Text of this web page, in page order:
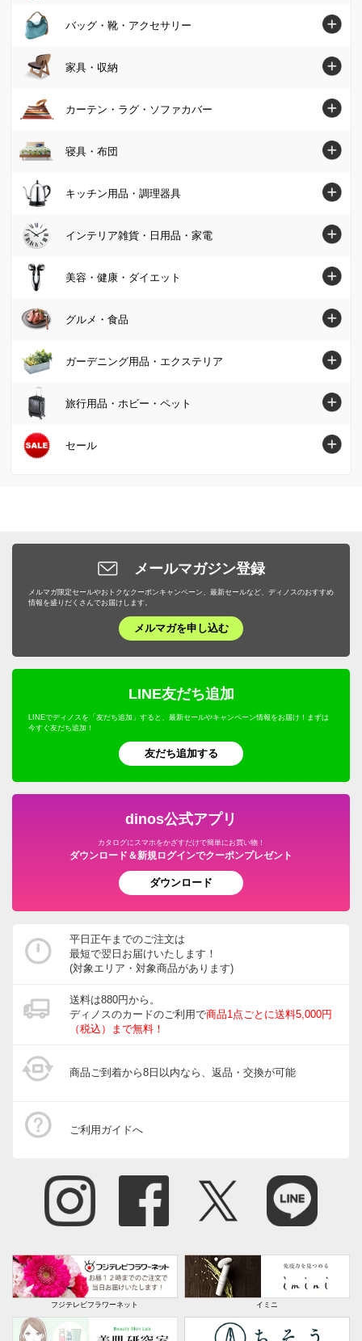
ファッショントップへ
シャツ・ブラウス
チュニック
ワンピース
パンツ
スカート
カーディガン・ボレロ
パーカー・スウェット/トレーナー
Tシャツ・カットソー
コート
ジャケット
フォーマル・スーツ・着物
大きいサイズ
バッグ・靴・アクセサリー
バッグ・靴・アクセサリートップへ
バッグ
ブーツ
スニーカー・コンフォートシューズ
ジュエリー・アクセサリー
財布・ケース・ポーチ
レディース腕時計
帽子・サングラス・手袋・ベルト
ストール・スカーフ・マフラー
傘・レイングッズ
ファッション小物 その他
家具・収納
家具・収納トップへ
テーブル
デスク・机
テレビ台・テレビボード
リビング収納
本棚・ラック・シェルフ
キッチン収納・食器棚
下駄箱/玄関収納
子供部屋/キッズ収納・家具
ホームオフィス家具
仏壇・仏具
サステナブル
カーテン・ラグ・ソファカバー
カーテン・ラグ・ソファカバートップへ
カーテン
ソファーカバー・マルチカバー
クッション・カバー類
寝具・布団
寝具・布団トップへ
マットレス
肌掛け布団・ダウンケット
敷布団
毛布・タオルケット
布団セット
敷きパッド・ベッドパッド
枕・抱き枕
サステナブル
キッチン用品・調理器具
キッチン用品・調理器具トップへ
鍋・フライパン
保存容器・キャニスター・オイルポット
米びつ・ライスストッカー
キッチン用品収納
お弁当用品・水筒
エプロン・割烹着
ケトル・やかん
包丁・キッチンツール
テーブルクロス・ランチョンマット
キッチン家電・調理家電
キッチンマット
インテリア雑貨・日用品・家電
インテリア雑貨・日用品・家電トップへ
インテリア雑貨
絵画・アート・ウォールデコレーション
インテリアグリーン・造花
掃除/お手入れ用品
トイレ用品・トイレマット
タオル・スリッパ
生活雑貨・便利グッズ
年中行事用品・季節商品
美容・健康・ダイエット
美容・健康・ダイエットトップへ
スキンケア・基礎化粧品
フェイスケア・美顔器
健康食品・サプリメント
ダイエット・エクササイズ
機能性シューズ・サンダル
オーラルケア・デンタルケア
機能性ウェア・雑貨
グルメ・食品
グルメ・食品トップへ
グルメまとめ割
お惣菜
肉・卵・乳製品
野菜・果物
プロユース
保存食・非常食
ガーデニング用品・エクステリア
ガーデニング用品・エクステリアトップへ
屋外収納庫・物置
敷石・防草シート・芝
プランター・植木鉢・鉢カバー
フラワースタンド・プランタースタンド・花台
エアコン室外機カバー
屋外ゴミ箱/保管庫
温室・ビニール温室
ガーデンアーチ・パーゴラ
ウッドデッキ・ジョイントタイルパネル
ガーデン/ソーラーライト・庭用照明
宅配ボックス・郵便ポスト
ガーデニングウェア
玄関・ガレージ周り
ガーデニングツール・庭手入用品
インテリアフラワー
旅行用品・ホビー・ペット
旅行用品・ホビー・ペットトップへ
旅行用便利グッズ
キッズ・ベビー
キャラクターグッズ
ホビー雑貨
アウトドア・カー用品
セール
カーテン・ラグ・ソファカバー
インテリア雑貨・日用品・家電
美容・健康・ダイエット
ガーデニング用品・エクステリア
旅行用品・ホビー・ペット
グルメ・食品
メールマガジン登録
メルマガ限定セールやおトクなクーポンキャンペーン、最新セールなど、ディノスのおすすめ
情報を盛りだくさんでお届けします。
メルマガを申し込む
LINE友だち追加
LINEでディノスを「友だち追加」すると、最新セールやキャンペーン情報をお届け！まずは
今すぐ友だち追加！
友だち追加する
dinos公式アプリ
カタログにスマホをかざすだけで簡単にお買い物！
ダウンロード＆新規ログインでクーポンプレゼント
ダウンロード
平日正午までのご注文は
最短で翌日お届けいたします！
(対象エリア・対象商品があります)
送料は880円から。
ディノスのカードのご利用で商品1点ごとに送料5,000円
（税込）まで無料！
商品ご到着から8日以内なら、返品・交換が可能
ご利用ガイドへ
フジテレビフラワーネット イミニ